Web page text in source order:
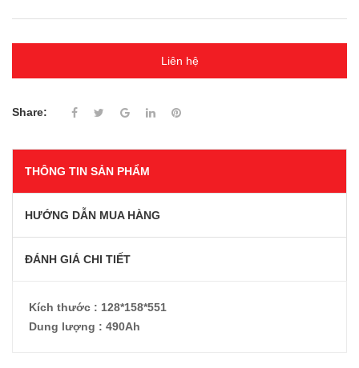
Liên hệ
Share:
THÔNG TIN SẢN PHẨM
HƯỚNG DẪN MUA HÀNG
ĐÁNH GIÁ CHI TIẾT
Kích thước : 128*158*551
Dung lượng : 490Ah